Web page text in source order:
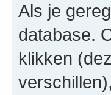
Als je
database.
klikken